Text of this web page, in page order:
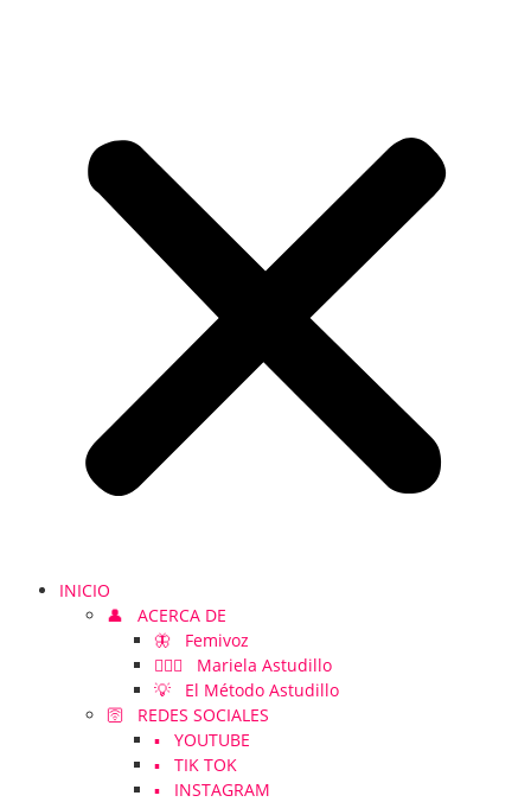
INICIO
👤 ACERCA DE
🦋 Femivoz
👱🏻‍♀️ Mariela Astudillo
💡 El Método Astudillo
🛜 REDES SOCIALES
▪️ YOUTUBE
▪️ TIK TOK
▪️ INSTAGRAM